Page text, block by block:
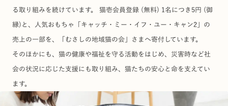
る取り組みを続けています。 猫壱会員登録 (無料) 1名につき5円 (御
縁)と、人気おもちゃ「キャッチ・ミー・イフ・ユー・キャン2」の
売上の一部を、「むさしの地域猫の会」さまへ寄付しています。
そのほかにも、猫の健康や福祉を守る活動をはじめ、災害時など社
会の状況に応じた支援にも取り組み、猫たちの安心と命を支えてい
ます。